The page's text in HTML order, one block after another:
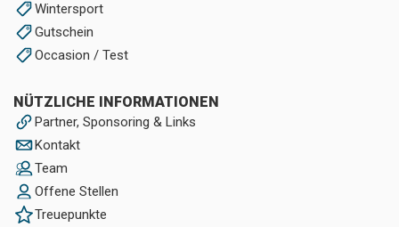
Wintersport
Gutschein
Occasion / Test
NÜTZLICHE INFORMATIONEN
Partner, Sponsoring & Links
Kontakt
Team
Offene Stellen
Treuepunkte